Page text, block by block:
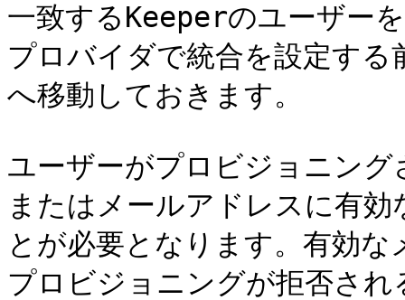
一致するKeeperのユーザー
プロバイダで統合を設定する
へ移動しておきます。
ユーザーがプロビジョニン
またはメールアドレスに有
とが必要となります。有効
プロビジョニングが拒否さ